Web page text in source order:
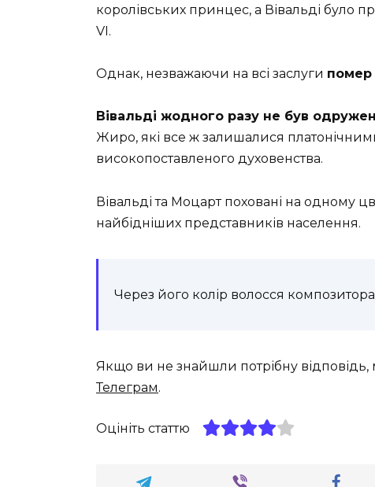
королівських принцес, а Вівальді було
VI.
Однак, незважаючи на всі заслуги помер
Вівальді жодного разу не був
Жиро, які все ж залишалися
високопоставленого духовенства.
Вівальді та Моцарт поховані на одному
найбідніших представників населення.
Через його колір волосся
Якщо ви не знайшли потрібну відповідь,
Телеграм.
Оцініть статтю